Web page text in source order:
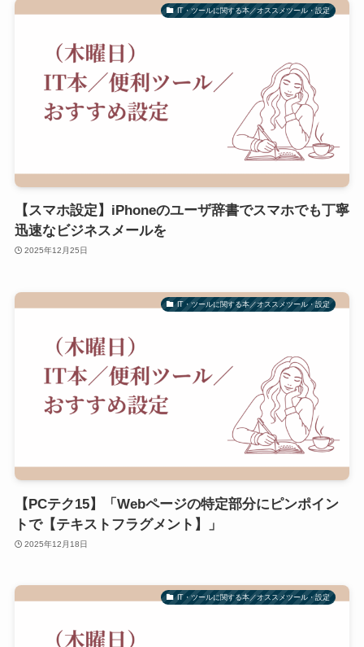
IT・ツールに関する本／オススメツール・設定
【スマホ設定】iPhoneのユーザ辞書でスマホでも丁寧
迅速なビジネスメールを
2025年12月25日
IT・ツールに関する本／オススメツール・設定
【PCテク15】「Webページの特定部分にピンポイン
トで【テキストフラグメント】」
2025年12月18日
IT・ツールに関する本／オススメツール・設定